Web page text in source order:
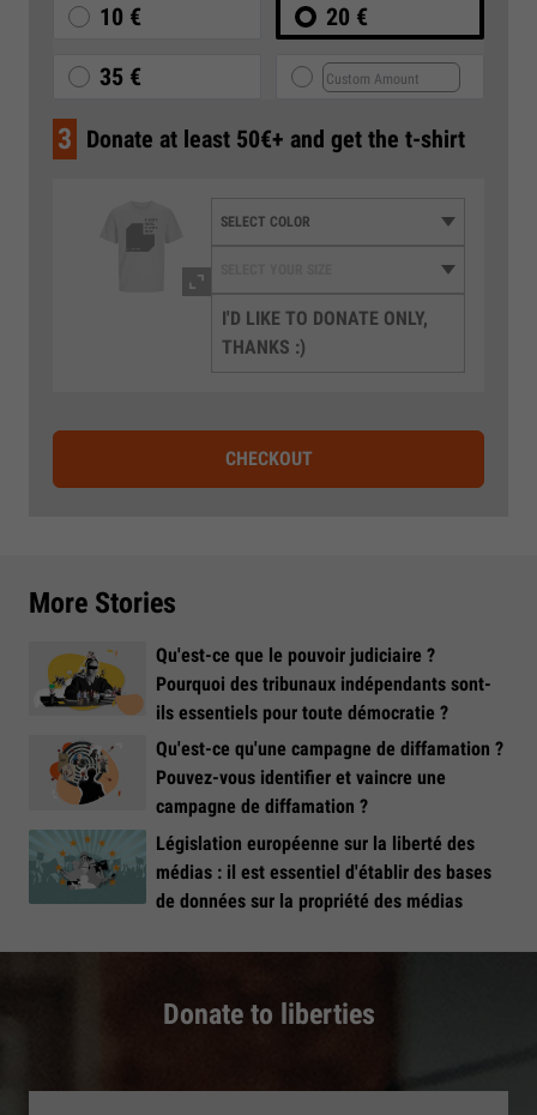
10 € 20 €
35 €
3 Donate at least 50€+ and get the t-shirt
I'D LIKE TO DONATE ONLY,
THANKS :)
CHECKOUT
More Stories
Qu'est-ce que le pouvoir judiciaire ?
Pourquoi des tribunaux indépendants sont-
ils essentiels pour toute démocratie ?
Qu'est-ce qu'une campagne de diffamation ?
Pouvez-vous identifier et vaincre une
campagne de diffamation ?
Législation européenne sur la liberté des
médias : il est essentiel d'établir des bases
de données sur la propriété des médias
Donate to liberties